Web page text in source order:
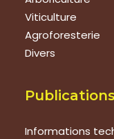
Viticulture
Agroforesterie
Divers
Publications
Informations